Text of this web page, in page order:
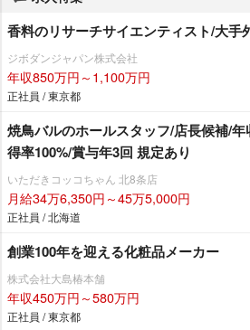
香料のリサーチサイエンティスト/大手
ジボダンジャパン株式会社
年収850万円～1,100万円
正社員 / 東京都
焼鳥バルのホールスタッフ/店長候補/
得率100%/賞与年3回 規定あり
いただきコッコちゃん 北8条店
月給34万6,350円～45万5,000円
正社員 / 北海道
創業100年を迎える化粧品メーカー
株式会社大島椿本舗
年収450万円～580万円
正社員 / 東京都